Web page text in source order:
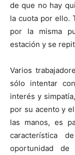
de que no hay
la cuota por ello.
por la misma
estación y se
Varios
sólo intentar
interés y
por su acento y
las manos, es
característica
oportunidad